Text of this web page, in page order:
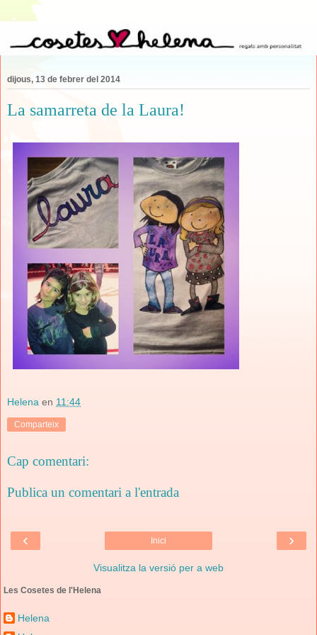
dijous, 13 de febrer del 2014
La samarreta de la Laura!
Helena en 11:44
Comparteix
Cap comentari:
Publica un comentari a l'entrada
‹ ›
Inici
Visualitza la versió per a web
Les Cosetes de l'Helena
Helena